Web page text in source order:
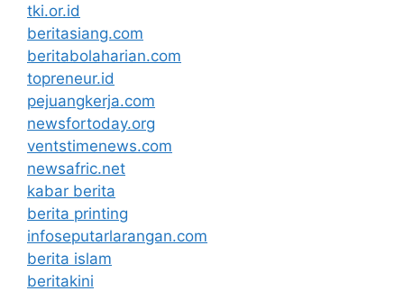
tki.or.id
beritasiang.com
beritabolaharian.com
topreneur.id
pejuangkerja.com
newsfortoday.org
ventstimenews.com
newsafric.net
kabar berita
berita printing
infoseputarlarangan.com
berita islam
beritakini